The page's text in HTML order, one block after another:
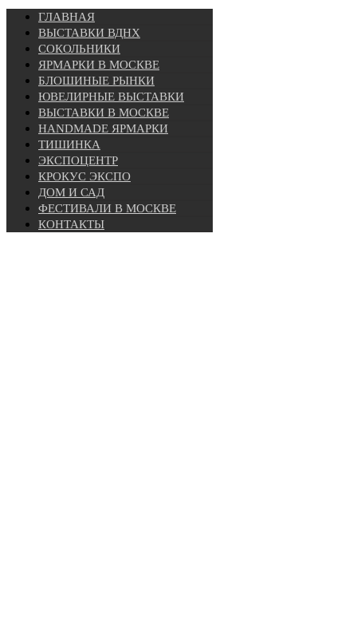
ГЛАВНАЯ
ВЫСТАВКИ ВДНХ
СОКОЛЬНИКИ
ЯРМАРКИ В МОСКВЕ
БЛОШИНЫЕ РЫНКИ
ЮВЕЛИРНЫЕ ВЫСТАВКИ
ВЫСТАВКИ В МОСКВЕ
HANDMADE ЯРМАРКИ
ТИШИНКА
ЭКСПОЦЕНТР
КРОКУС ЭКСПО
ДОМ И САД
ФЕСТИВАЛИ В МОСКВЕ
КОНТАКТЫ